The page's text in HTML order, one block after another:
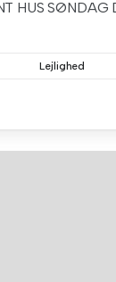
HUS SØNDAG
Lejlighed